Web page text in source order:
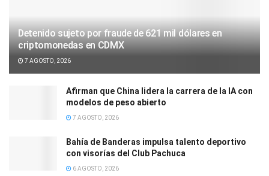
Detenido sujeto por fraude de 621 mil dólares en
criptomonedas en CDMX
7 AGOSTO, 2026
Afirman que China lidera la carrera de la IA con
modelos de peso abierto
7 AGOSTO, 2026
Bahía de Banderas impulsa talento deportivo
con visorías del Club Pachuca
6 AGOSTO, 2026